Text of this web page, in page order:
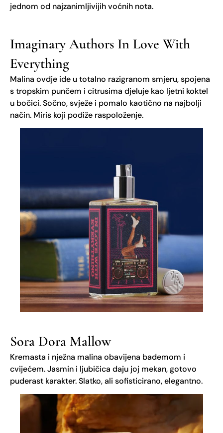
jednom od najzanimljivijih voćnih nota.
Imaginary Authors In Love With
Everything
Malina ovdje ide u totalno razigranom smjeru, spojena
s tropskim punčem i citrusima djeluje kao ljetni koktel
u bočici. Sočno, svježe i pomalo kaotično na najbolji
način. Miris koji podiže raspoloženje.
Sora Dora Mallow
Kremasta i nježna malina obavijena bademom i
cvijećem. Jasmin i ljubičica daju joj mekan, gotovo
puderast karakter. Slatko, ali sofisticirano, elegantno.